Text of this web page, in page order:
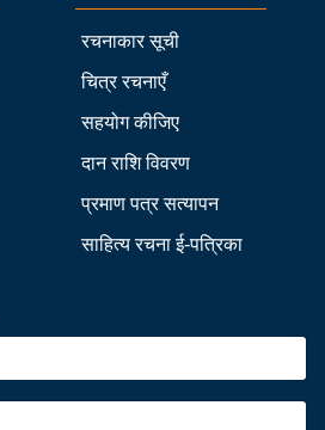
रचनाकार सूची
चित्र रचनाएँ
सहयोग कीजिए
दान राशि विवरण
प्रमाण पत्र सत्यापन
साहित्य रचना ई-पत्रिका